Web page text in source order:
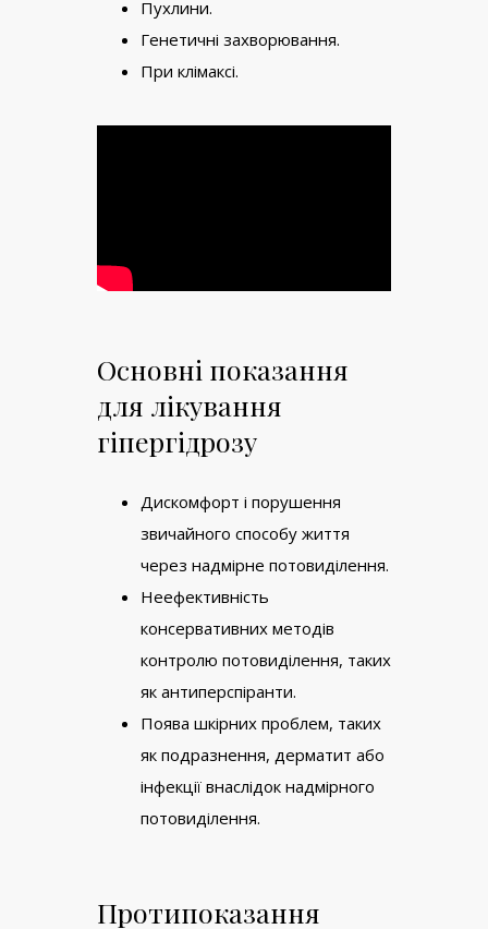
Пухлини.
Генетичні захворювання.
При клімаксі.
Основні показання
для лікування
гіпергідрозу
Дискомфорт і порушення
звичайного способу життя
через надмірне потовиділення.
Неефективність
консервативних методів
контролю потовиділення, таких
як антиперспіранти.
Поява шкірних проблем, таких
як подразнення, дерматит або
інфекції внаслідок надмірного
потовиділення.
Протипоказання